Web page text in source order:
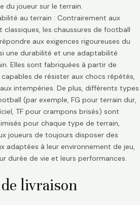
du joueur sur le terrain.
au terrain : Contrairement aux
classiques, les chaussures de football
aux exigences rigoureuses du
une durabilité et une adaptabilité
Elles sont fabriquées à partir de
de résister aux chocs répétés,
intempéries. De plus, différents types
(par exemple, FG pour terrain dur,
TF pour crampons brisés) sont
pour chaque type de terrain,
joueurs de toujours disposer des
adaptées à leur environnement de jeu,
durée de vie et leurs performances.
livraison